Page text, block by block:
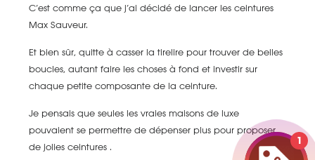
C’est comme ça que j’ai décidé de lancer les ceintures
Max Sauveur.
Et bien sûr, quitte à casser la tirelire pour trouver de belles
boucles, autant faire les choses à fond et investir sur
chaque petite composante de la ceinture.
Je pensais que seules les vraies maisons de luxe
pouvaient se permettre de dépenser plus pour proposer
de jolies ceintures .
1